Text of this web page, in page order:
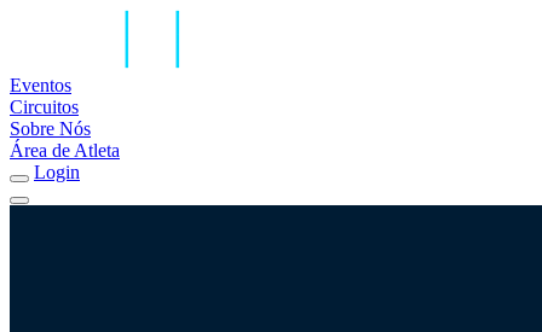
Eventos
Circuitos
Sobre Nós
Área de Atleta
Login